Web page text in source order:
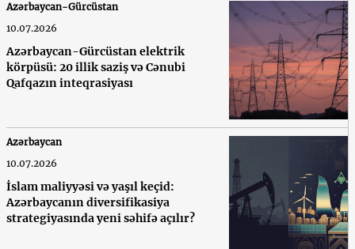
Azərbaycan-Gürcüstan
10.07.2026
Azərbaycan-Gürcüstan elektrik
körpüsü: 20 illik saziş və Cənubi
Qafqazın inteqrasiyası
Azərbaycan
10.07.2026
İslam maliyyəsi və yaşıl keçid:
Azərbaycanın diversifikasiya
strategiyasında yeni səhifə açılır?